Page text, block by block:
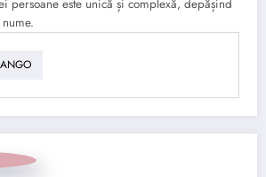
persoane este unică și complexă, depășind